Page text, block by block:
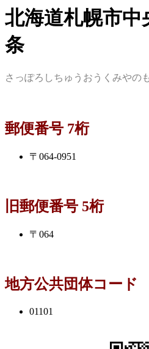
北海道札幌市中
条
さっぽろしちゅうおうくみやの
郵便番号 7桁
〒064-0951
旧郵便番号 5桁
〒064
地方公共団体コード
01101